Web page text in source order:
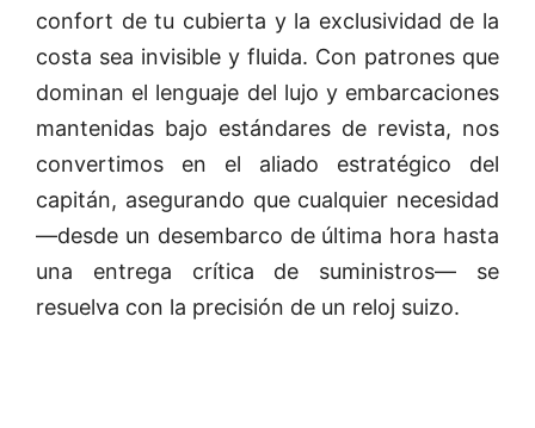
confort de tu cubierta y la exclusividad de la
costa sea invisible y fluida. Con patrones que
dominan el lenguaje del lujo y embarcaciones
mantenidas bajo estándares de revista, nos
convertimos en el aliado estratégico del
capitán, asegurando que cualquier necesidad
—desde un desembarco de última hora hasta
una entrega crítica de suministros— se
resuelva con la precisión de un reloj suizo.